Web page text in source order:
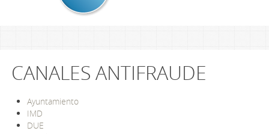
CANALES ANTIFRAUDE
Ayuntamiento
IMD
DUE